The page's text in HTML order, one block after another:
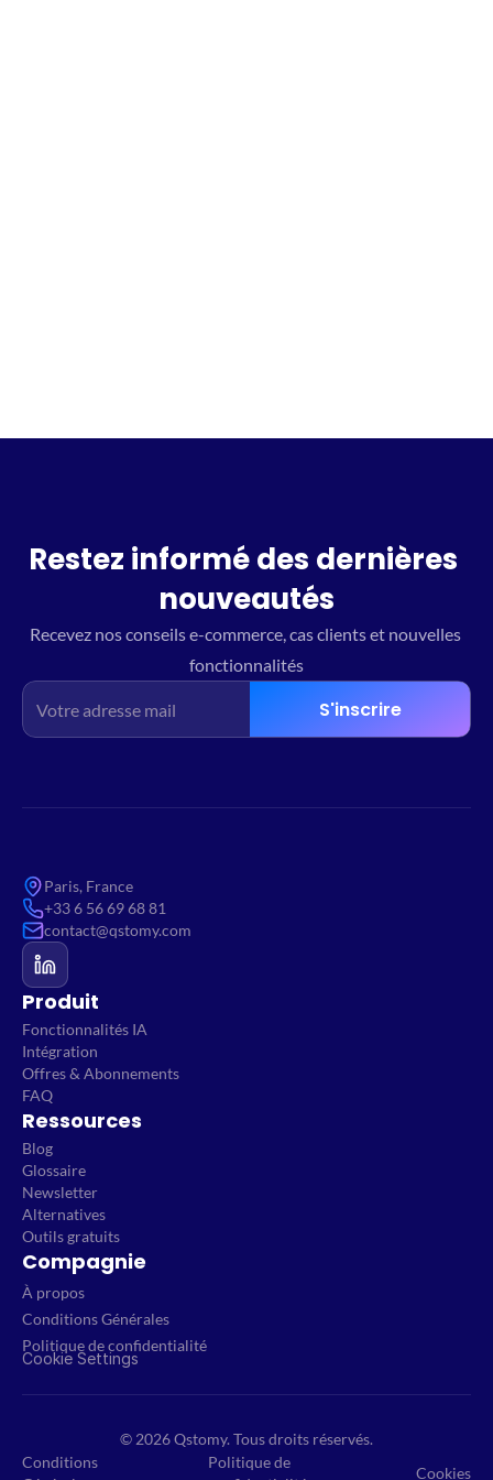
Restez informé des dernières
nouveautés
Recevez nos conseils e-commerce, cas clients et nouvelles
fonctionnalités
S'inscrire
Paris, France
+33 6 56 69 68 81
contact@qstomy.com
Produit
Fonctionnalités IA
Intégration
Offres & Abonnements
FAQ
Ressources
Blog
Glossaire
Newsletter
Alternatives
Outils gratuits
Compagnie
À propos
Conditions Générales
Politique de confidentialité
Cookie Settings
© 2026 Qstomy. Tous droits réservés.
Conditions
Politique de
Cookies